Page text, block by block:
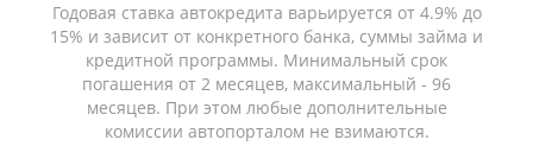
Годовая ставка автокредита варьируется от 4.9% до
15% и зависит от конкретного банка, суммы займа и
кредитной программы. Минимальный срок
погашения от 2 месяцев, максимальный - 96
месяцев. При этом любые дополнительные
комиссии автопорталом не взимаются.